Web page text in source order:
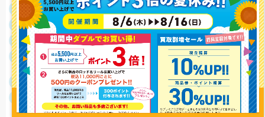
釣り情報を
投稿する
釣行時間
00:00～06:00
釣場
新居弁天海釣公園
ポイント
爆風は風裏探すべし
釣魚
イワシ・サバ・ヒイカ・フグ（ショウサイフグ・
ヒガンフグ）・ダツ
釣り方
サビキ釣り
釣果
イワシたくさん、サバ1匹、ヒイカ3匹、フグ（シ
ョウサイフグ・ヒガンフグ）リリース、ダツ１匹